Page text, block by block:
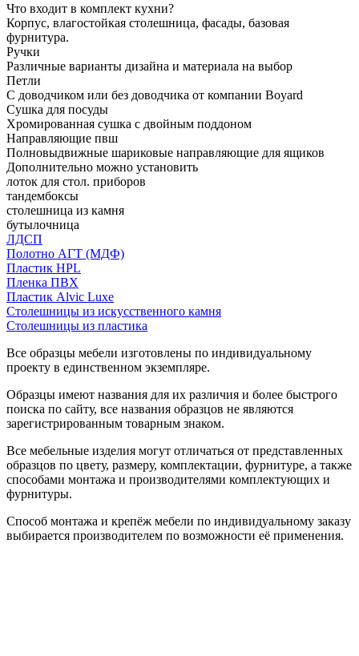
Что входит в комплект кухни?
Корпус, влагостойкая столешница, фасады, базовая
фурнитура.
Ручки
Различные варианты дизайна и материала на выбор
Петли
С доводчиком или без доводчика от компании Boyard
Сушка для посуды
Хромированная сушка с двойным поддоном
Направляющие пвш
Полновыдвижные шариковые направляющие для ящиков
Дополнительно можно установить
лоток для стол. приборов
тандембоксы
столешница из камня
бутылочница
ЛДСП
Полотно АГТ (МДФ)
Пластик HPL
Пленка ПВХ
Пластик Alvic Luxe
Столешницы из искусственного камня
Столешницы из пластика
Все образцы мебели изготовлены по индивидуальному
проекту в единственном экземпляре.
Образцы имеют названия для их различия и более быстрого
поиска по сайту, все названия образцов не являются
зарегистрированным товарным знаком.
Все мебельные изделия могут отличаться от представленных
образцов по цвету, размеру, комплектации, фурнитуре, а также
способами монтажа и производителями комплектующих и
фурнитуры.
Способ монтажа и крепёж мебели по индивидуальному заказу
выбирается производителем по возможности её применения.